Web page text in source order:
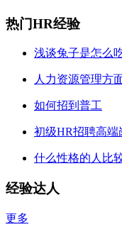
热门HR经验
浅谈兔子是怎么
人力资源管理方
如何招到普工
初级HR招聘高端
什么性格的人比
经验达人
更多